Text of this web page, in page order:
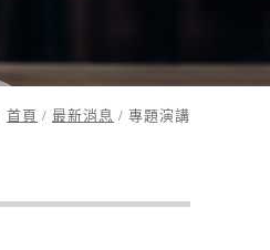
首頁 / 最新消息 / 專題演講